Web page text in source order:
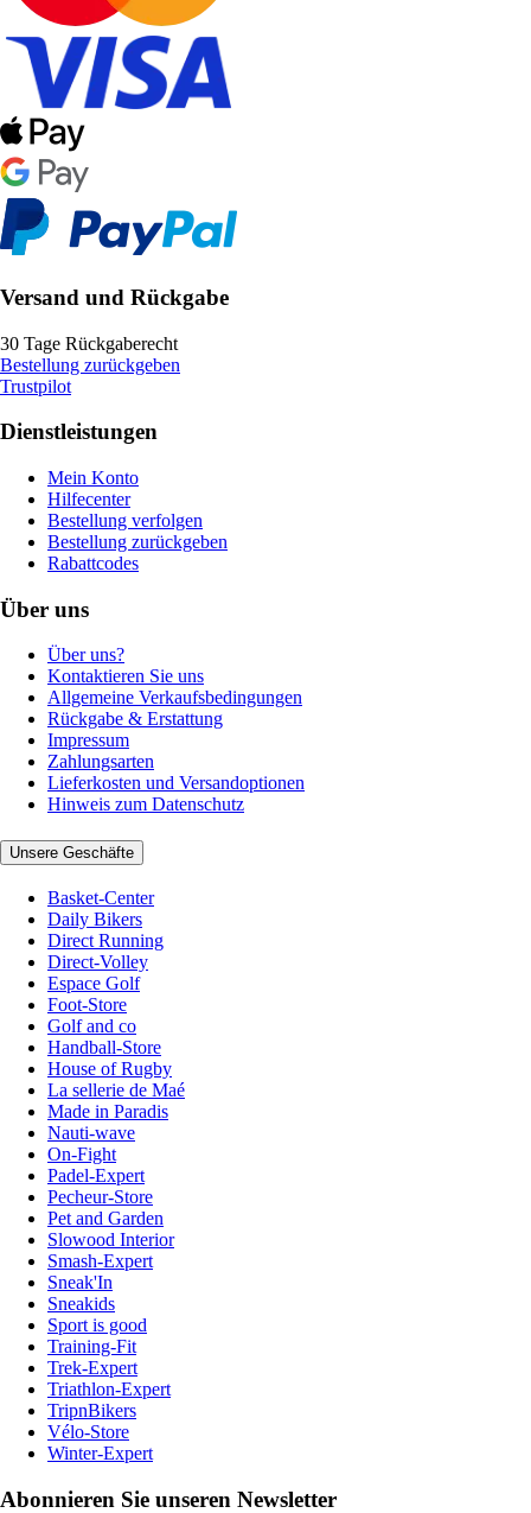
Versand und Rückgabe
30 Tage Rückgaberecht
Bestellung zurückgeben
Trustpilot
Dienstleistungen
Mein Konto
Hilfecenter
Bestellung verfolgen
Bestellung zurückgeben
Rabattcodes
Über uns
Über uns?
Kontaktieren Sie uns
Allgemeine Verkaufsbedingungen
Rückgabe & Erstattung
Impressum
Zahlungsarten
Lieferkosten und Versandoptionen
Hinweis zum Datenschutz
Unsere Geschäfte
Basket-Center
Daily Bikers
Direct Running
Direct-Volley
Espace Golf
Foot-Store
Golf and co
Handball-Store
House of Rugby
La sellerie de Maé
Made in Paradis
Nauti-wave
On-Fight
Padel-Expert
Pecheur-Store
Pet and Garden
Slowood Interior
Smash-Expert
Sneak'In
Sneakids
Sport is good
Training-Fit
Trek-Expert
Triathlon-Expert
TripnBikers
Vélo-Store
Winter-Expert
Abonnieren Sie unseren Newsletter